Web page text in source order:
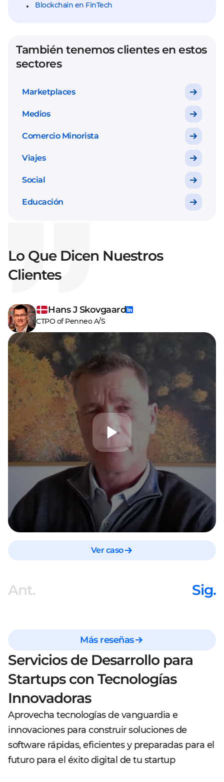
Blockchain en FinTech
También tenemos clientes en estos
sectores
Marketplaces
Medios
Comercio Minorista
Viajes
Social
Educación
Lo Que Dicen Nuestros
Clientes
Hans J Skovgaard
CTPO of Penneo A/S
Ver caso
Ant. Sig.
Más reseñas
Servicios de Desarrollo para
Startups con Tecnologías
Innovadoras
Aprovecha tecnologías de vanguardia e
innovaciones para construir soluciones de
software rápidas, eficientes y preparadas para el
futuro para el éxito digital de tu startup